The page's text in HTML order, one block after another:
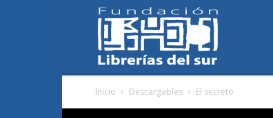
Librerías
Inicio Descargables El secreto